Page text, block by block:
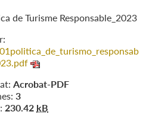
de Turisme Responsable_2023
Acrobat-PDF
3
230.42 kB